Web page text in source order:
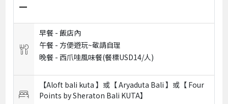
一
早餐 -飯店內
午餐 - 方便遊玩~敬請自理
晚餐 -西爪哇風味餐(餐標USD14/人)
【Aloft bali kuta 】或【 Aryaduta Bali 】或【 Four
Points by Sheraton Bali KUTA】